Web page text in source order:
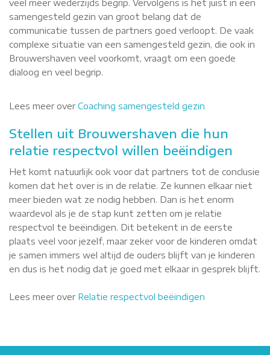
veel meer wederzijds begrip. Vervolgens is het juist in een
samengesteld gezin van groot belang dat de
communicatie tussen de partners goed verloopt. De vaak
complexe situatie van een samengesteld gezin, die ook in
Brouwershaven veel voorkomt, vraagt om een goede
dialoog en veel begrip.
Lees meer overCoaching samengesteld gezin
Stellen uit Brouwershaven die hun
relatie respectvol willen beëindigen
Het komt natuurlijk ook voor dat partners tot de conclusie
komen dat het over is in de relatie. Ze kunnen elkaar niet
meer bieden wat ze nodig hebben. Dan is het enorm
waardevol als je de stap kunt zetten om je relatie
respectvol te beëindigen. Dit betekent in de eerste
plaats veel voor jezelf, maar zeker voor de kinderen omdat
je samen immers wel altijd de ouders blijft van je kinderen
en dus is het nodig dat je goed met elkaar in gesprek blijft.
Lees meer over Relatie respectvol beëindigen